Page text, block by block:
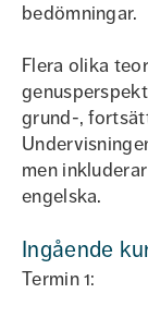
bedömningar.
Flera olika
grund-,
men
engelska.
Ingående
Termin 1: